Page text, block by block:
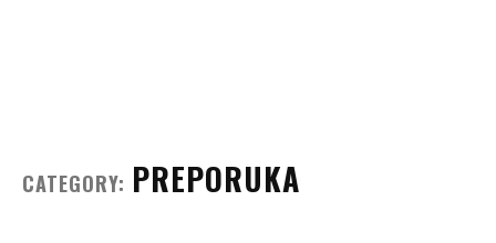
CATEGORY: PREPORUKA